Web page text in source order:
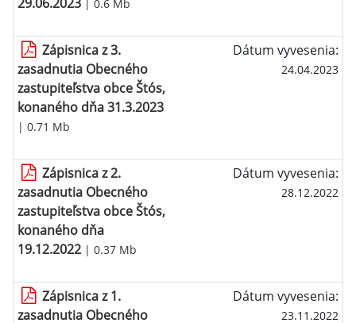
| 0.6 Mb
Zápisnica z 3.
zasadnutia Obecného
zastupiteľstva obce Štós,
konaného dňa 31.3.2023
| 0.71 Mb
Dátum vyvesenia:
24.04.2023
Zápisnica z 2.
zasadnutia Obecného
zastupiteľstva obce Štós,
konaného dňa
19.12.2022 | 0.37 Mb
Dátum vyvesenia:
28.12.2022
Zápisnica z 1.
zasadnutia Obecného
Dátum vyvesenia:
23.11.2022